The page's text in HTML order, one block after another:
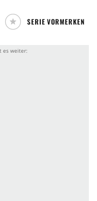
zurück, um an
zu unterrichten.
SERIE VORMERKEN